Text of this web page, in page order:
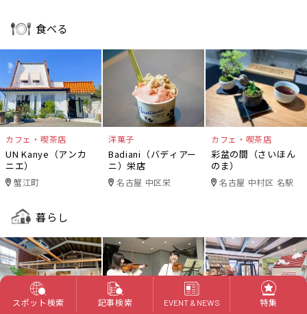
食べる
カフェ・喫茶店
UN Kanye（アンカ
ニエ）
蟹江町
洋菓子
Badiani（バディアー
ニ）栄店
名古屋 中区栄
カフェ・喫茶店
彩盆の間（さいほん
のま）
名古屋 中村区 名駅
暮らし
スポット検索 記事検索 EVENT & NEWS 特集